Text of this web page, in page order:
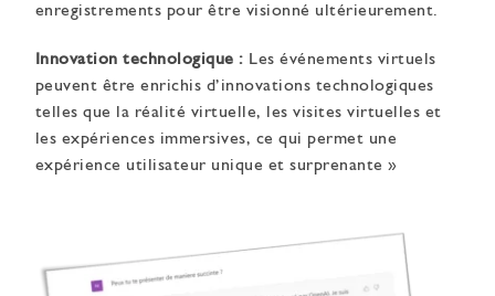
enregistrements pour être visionné ultérieurement.
Innovation technologique : Les événements virtuels
peuvent être enrichis d’innovations technologiques
telles que la réalité virtuelle, les visites virtuelles et
les expériences immersives, ce qui permet une
expérience utilisateur unique et surprenante »